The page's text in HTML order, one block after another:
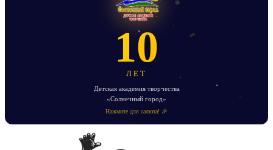
10
ЛЕТ
Детская академия творчества
«Солнечный город»
Нажмите для салюта! 🎉